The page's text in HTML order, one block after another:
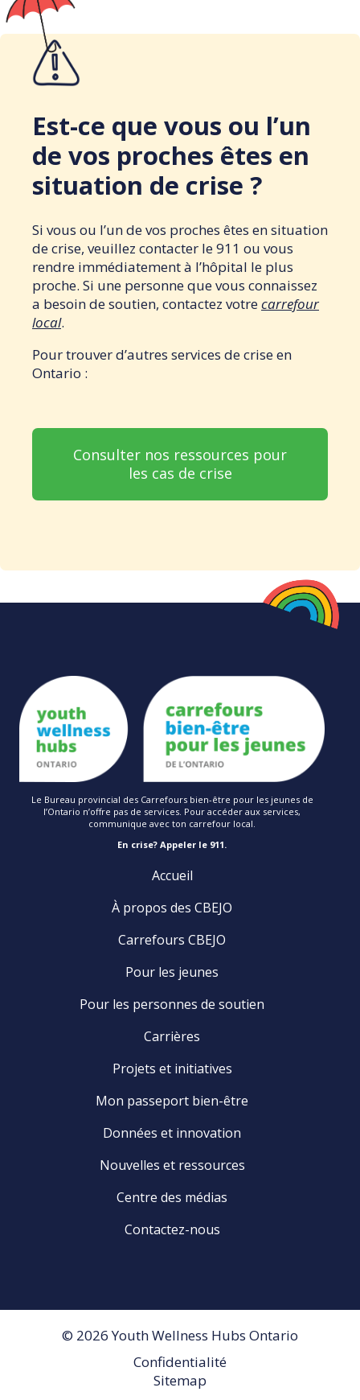
Est-ce que vous ou l’un
de vos proches êtes en
situation de crise ?
Si vous ou l’un de vos proches êtes en situation
de crise, veuillez contacter le 911 ou vous
rendre immédiatement à l’hôpital le plus
proche. Si une personne que vous connaissez
a besoin de soutien, contactez votrecarrefour
local.
Pour trouver d’autres services de crise en
Ontario :
Consulter nos ressources pour
les cas de crise
Le Bureau provincial des Carrefours bien-être pour les jeunes de
l’Ontario n’offre pas de services. Pour accéder aux services,
communique avec ton carrefour local.
En crise? Appeler le 911.
Accueil
À propos des CBEJO
Carrefours CBEJO
Pour les jeunes
Pour les personnes de soutien
Carrières
Projets et initiatives
Mon passeport bien-être
Données et innovation
Nouvelles et ressources
Centre des médias
Contactez-nous
© 2026 Youth Wellness Hubs Ontario
Confidentialité
Sitemap